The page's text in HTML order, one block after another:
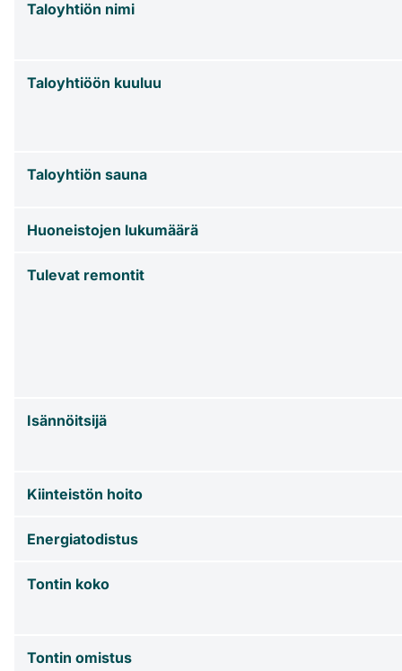
Taloyhtiön nimi
Taloyhtiöön kuuluu
Taloyhtiön sauna
Huoneistojen lukumäärä
Tulevat remontit
Isännöitsijä
Kiinteistön hoito
Energiatodistus
Tontin koko
Tontin omistus